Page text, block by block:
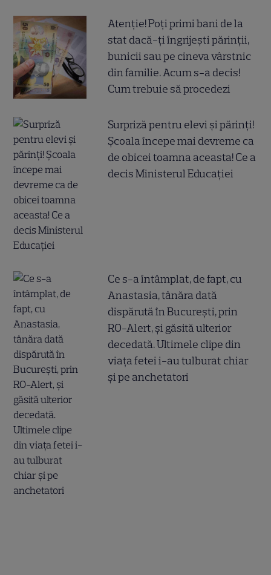
Atenție! Poți primi bani de la
stat dacă-ți îngrijești părinții,
bunicii sau pe cineva vârstnic
din familie. Acum s-a decis!
Cum trebuie să procedezi
Surpriză pentru elevi și părinți!
Școala începe mai devreme ca
de obicei toamna aceasta! Ce a
decis Ministerul Educației
Ce s-a întâmplat, de fapt, cu
Anastasia, tânăra dată
dispărută în București, prin
RO-Alert, și găsită ulterior
decedată. Ultimele clipe din
viața fetei i-au tulburat chiar
și pe anchetatori